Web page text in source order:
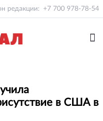
редакции: +7 700 978-78-54
в США в